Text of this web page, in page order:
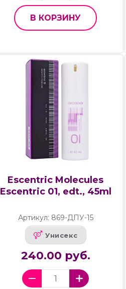
В КОРЗИНУ
Escentric Molecules
Escentric 01, edt., 45ml
Артикул: 869-ДПУ-15
Унисекс
240.00 руб.